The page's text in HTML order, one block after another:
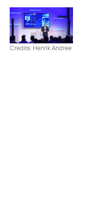
Credits: Henrik Andree